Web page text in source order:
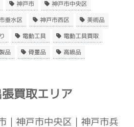
神戸市 神戸市中央区
垂水区 神戸市西区 美術品
電動工具 電動工具買取
品 骨董品 高級品
張買取エリア
神戸市中央区
神戸市兵